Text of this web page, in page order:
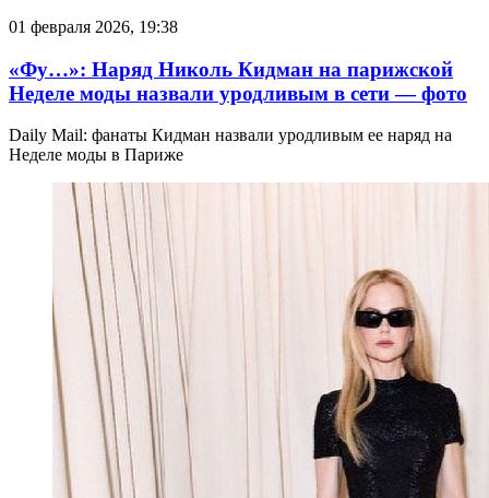
01 февраля 2026, 19:38
«Фу…»: Наряд Николь Кидман на парижской
Неделе моды назвали уродливым в сети — фото
Daily Mail: фанаты Кидман назвали уродливым ее наряд на
Неделе моды в Париже